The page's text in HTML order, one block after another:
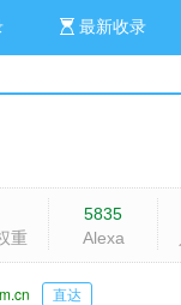
最新收录
重
5835
Alexa
直达